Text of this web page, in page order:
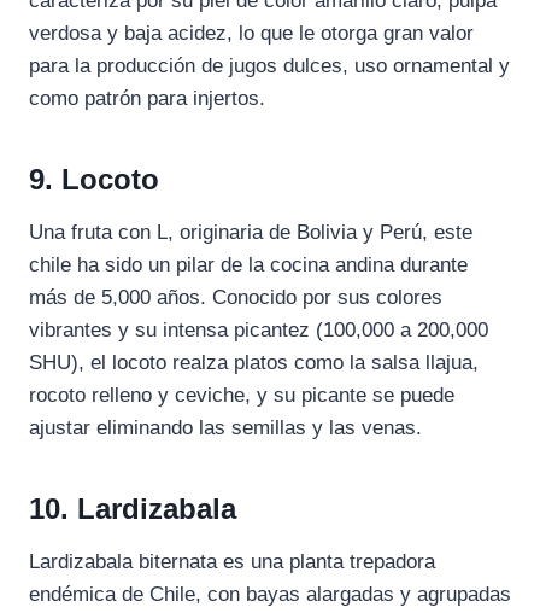
verdosa y baja acidez, lo que le otorga gran valor
para la producción de jugos dulces, uso ornamental y
como patrón para injertos.
9. Locoto
Una fruta con L, originaria de Bolivia y Perú, este
chile ha sido un pilar de la cocina andina durante
más de 5,000 años. Conocido por sus colores
vibrantes y su intensa picantez (100,000 a 200,000
SHU), el locoto realza platos como la salsa llajua,
rocoto relleno y ceviche, y su picante se puede
ajustar eliminando las semillas y las venas.
10. Lardizabala
Lardizabala biternata es una planta trepadora
endémica de Chile, con bayas alargadas y agrupadas